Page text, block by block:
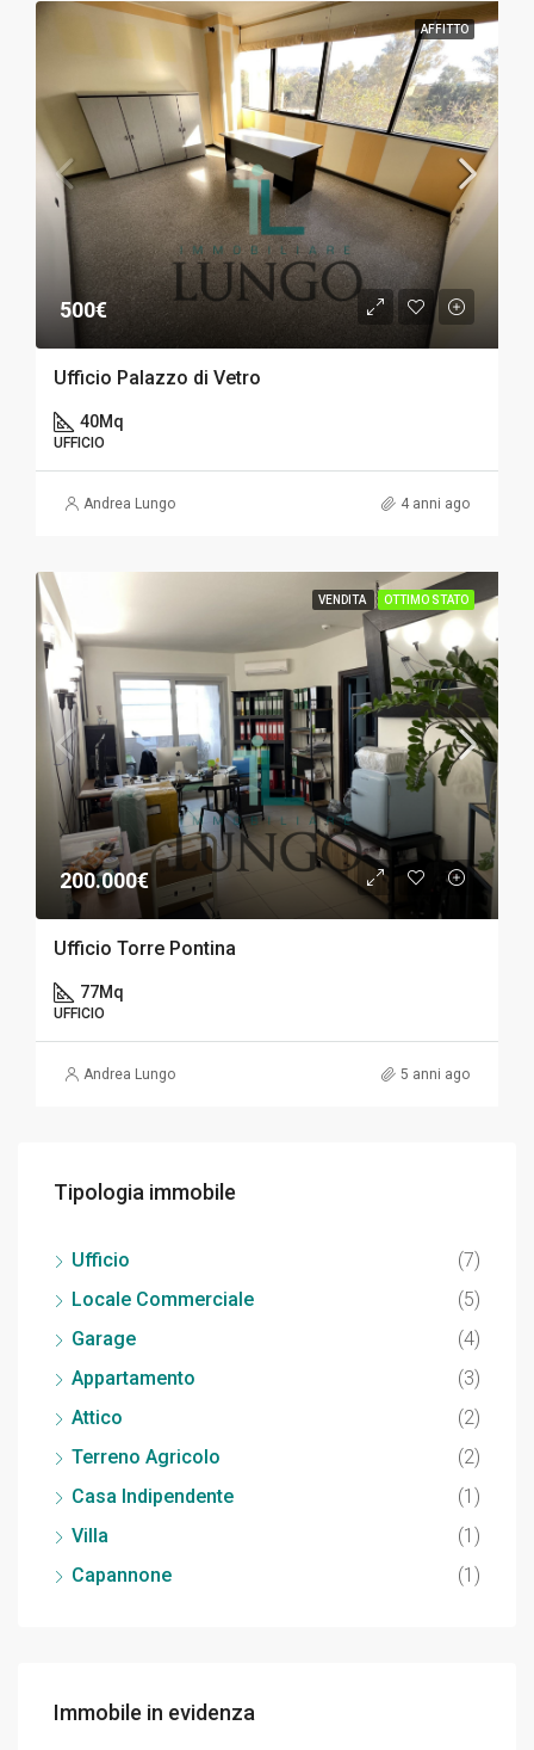
AFFITTO
500€
Ufficio Palazzo di Vetro
40Mq
UFFICIO
Andrea Lungo 4 anni ago
VENDITA OTTIMO STATO
200.000€
Ufficio Torre Pontina
77Mq
UFFICIO
Andrea Lungo 5 anni ago
Tipologia immobile
Ufficio
(7)
Locale Commerciale
(5)
Garage
(4)
Appartamento
(3)
Attico
(2)
Terreno Agricolo
(2)
Casa Indipendente
(1)
Villa
(1)
Capannone
(1)
Immobile in evidenza